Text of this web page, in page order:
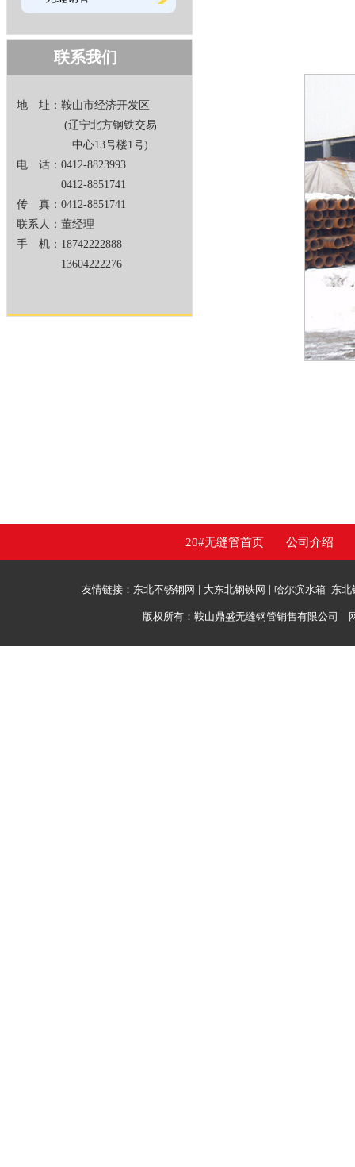
联系我们
地 址：鞍山市经济开发区
(辽宁北方钢铁交易
中心13号楼1号)
电 话：0412-8823993
0412-8851741
传 真：0412-8851741
联系人：董经理
手 机：18742222888
13604222276
20#无缝管首页 公司介绍
友情链接： 东北不锈钢网 大东北钢铁网 哈尔滨水箱| 东北
版权所有：鞍山鼎盛无缝钢管销售有限公司